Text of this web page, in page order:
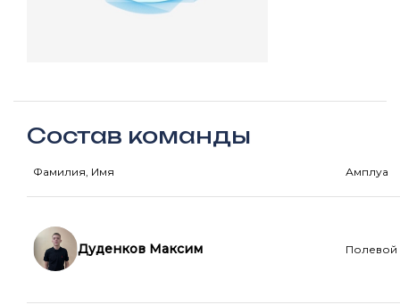
Состав команды
Фамилия, Имя Амплуа
Дуденков Максим Полевой